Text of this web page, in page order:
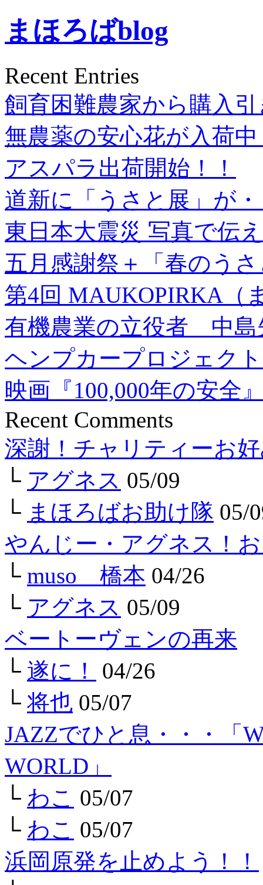
まほろばblog
Recent Entries
飼育困難農家から購入
無農薬の安心花が入荷
アスパラ出荷開始！！
道新に「うさと展」が
東日本大震災 写真で伝
五月感謝祭＋「春のう
第4回 MAUKOPIRKA（
有機農業の立役者 中島
ヘンプカープロジェク
映画『100,000年の安全
Recent Comments
深謝！チャリティーお
└ アグネス 05/09
└ まほろばお助け隊 05/
やんじー・アグネス！
└ muso 橋本 04/26
└ アグネス 05/09
ベートーヴェンの再来
└ 遂に！
04/26
└ 将也 05/07
JAZZでひと息・・・「
WORLD」
└ わこ 05/07
└ わこ 05/07
浜岡原発を止めよう！！